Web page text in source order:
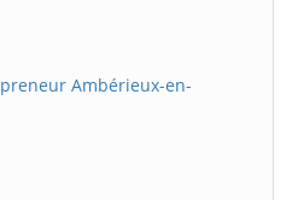
Ambérieux-en-